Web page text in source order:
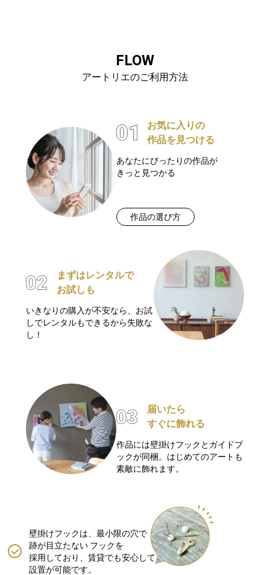
FLOW
アートリエのご利用方法
お気に入りの
作品を見つける
あなたにぴったりの作品が
きっと見つかる
作品の選び方
まずはレンタルで
お試しも
いきなりの購入が不安なら、お試
しでレンタルもできるから失敗な
し！
届いたら
すぐに飾れる
作品には壁掛けフックとガイドブ
ックが同梱。はじめてのアートも
素敵に飾れます。
壁掛けフックは、最小限の穴で
跡が目立たない フックを
採用しており、賃貸でも安心して
設置が可能です。